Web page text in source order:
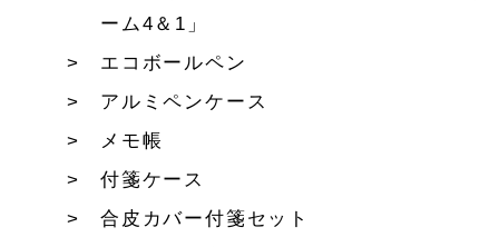
ーム4＆1」
エコボールペン
アルミペンケース
メモ帳
付箋ケース
合皮カバー付箋セット